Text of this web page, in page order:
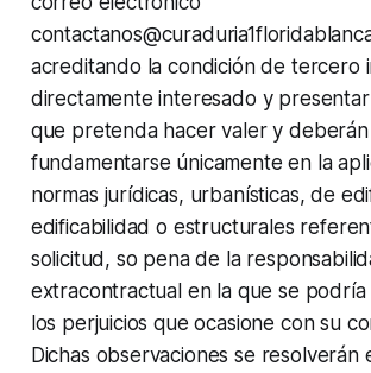
acreditando la condición de tercero
directamente interesado y
que pretenda hacer valer y deberán
fundamentarse únicamente en la
normas jurídicas, urbanísticas, de
edificabilidad o estructurales
solicitud, so pena de la
extracontractual en la que se
los perjuicios que ocasione con su
Dichas observaciones se resolverán